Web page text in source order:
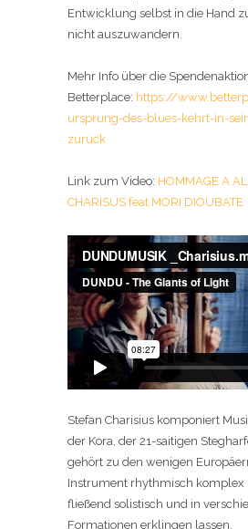
Entwicklung selbst in die Hand
nicht auszuwandern.
Mehr Info über die
Betterplace: https://
ursprung-des-blues-kehrt-in-
zuruck
Link zum Video: HOMMAGE A
CHARISUS feat MORI DIOUBATE
Stefan Charisius komponiert
der Kora, der 21-saitigen
gehört zu den wenigen
Instrument rhythmisch komplex
fließend solistisch und in
Formationen erklingen lassen.